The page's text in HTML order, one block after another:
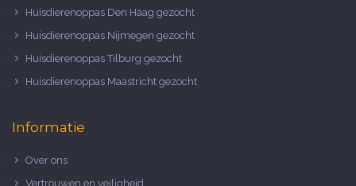
Huisdierenoppas Den Haag gezocht
Huisdierenoppas Nijmegen gezocht
Huisdierenoppas Tilburg gezocht
Huisdierenoppas Maastricht gezocht
Informatie
Over ons
Vertrouwen en veiligheid